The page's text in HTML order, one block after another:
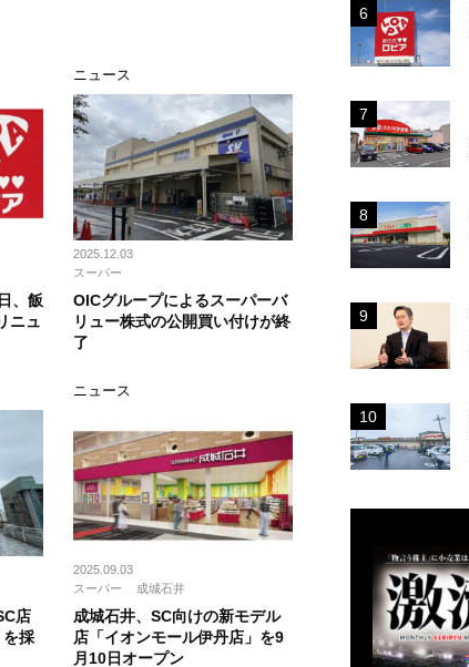
、飯
ニュ
ニュース
2025.12.03
スーパー
OICグループによるスーパーバ
リュー株式の公開買い付けが終
了
店
採
ニュース
2025.09.03
スーパー
成城石井
成城石井、SC向けの新モデル
店「イオンモール伊丹店」を9
月10日オープン